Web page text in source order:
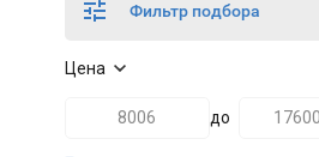
Фильтр подбора
Цена
до